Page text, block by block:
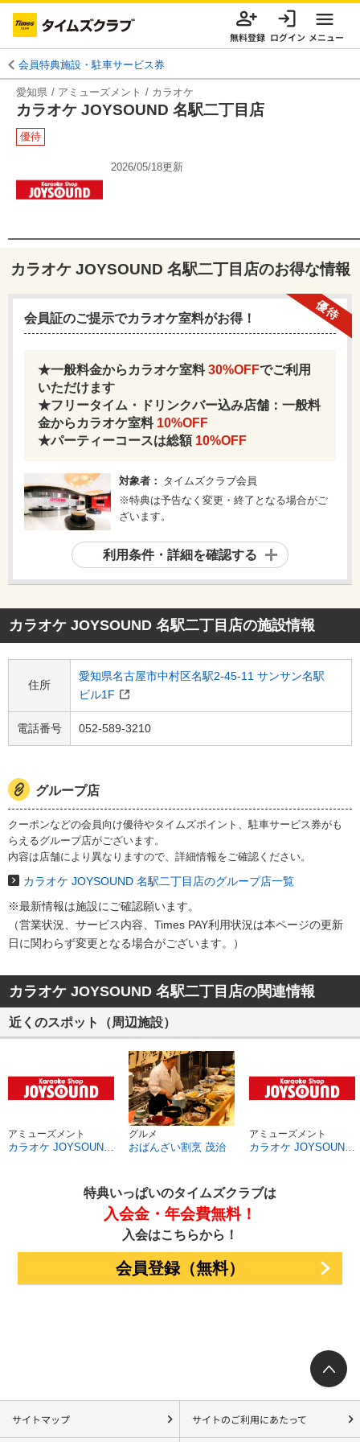
無料登録 ログイン メニュー
会員特典施設・駐車サービス券
愛知県 アミューズメント カラオケ
カラオケ JOYSOUND 名駅二丁目店
優待
2026/05/18更新
カラオケ JOYSOUND 名駅二丁目店のお得な情報
優待
会員証のご提示でカラオケ室料がお得！
★一般料金からカラオケ室料30%OFFでご利用
いただけます
★フリータイム・ドリンクバー込み店舗：一般料
金からカラオケ室料 10%OFF
★パーティーコースは総額10%OFF
対象者： タイムズクラブ会員
※特典は予告なく変更・終了となる場合がご
ざいます。
利用条件・詳細を確認する
カラオケ JOYSOUND 名駅二丁目店の施設情報
住所
愛知県名古屋市中村区名駅2-45-11 サンサン名駅
ビル1F
電話番号 052-589-3210
グループ店
クーポンなどの会員向け優待やタイムズポイント、駐車サービス券がも
らえるグループ店がございます。
内容は店舗により異なりますので、詳細情報をご確認ください。
カラオケ JOYSOUND 名駅二丁目店のグループ店一覧
※最新情報は施設にご確認願います。
（営業状況、サービス内容、Times PAY利用状況は本ページの​更新
日に関わらず変更となる場合がございます。）​
カラオケ JOYSOUND 名駅二丁目店の関連情報
近くのスポット（周辺施設）
アミューズメント
カラオケ JOYSOUND 名駅三丁目店
グルメ
おばんざい割烹 茂治
アミューズメント
カラオケ JOYSOUND 名駅三丁目中央店
特典いっぱいのタイムズクラブは
入会金・年会費無料！
入会はこちらから！
会員登録（無料）
サイトマップ サイトのご利用にあたって